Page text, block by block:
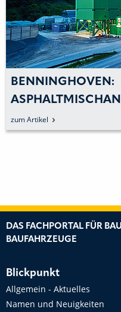
DAS FACHPORTAL FÜR
BAUFAHRZEUGE
Blickpunkt
Allgemein - Aktuelles
Namen und Neuigkeiten